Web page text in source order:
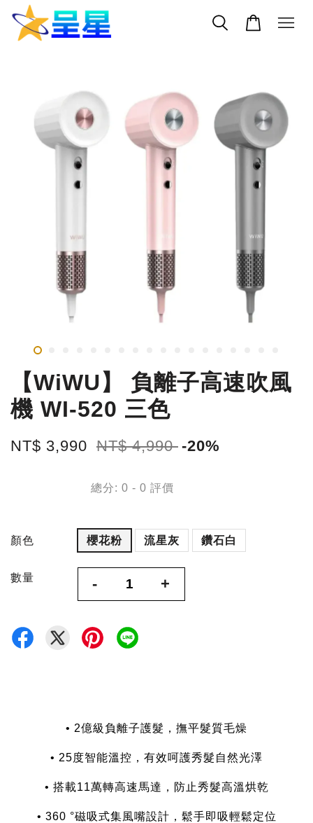
【WiWU】 負離子高速吹風
機 WI-520 三色
NT$ 3,990 NT$ 4,990 -20%
總分: 0 - 0 評價
顏色 櫻花粉 流星灰 鑽石白
數量 - +
• 2億級負離子護髮，撫平髮質毛燥
• 25度智能溫控，有效呵護秀髮自然光澤
• 搭載11萬轉高速馬達，防止秀髮高溫烘乾
• 360 °磁吸式集風嘴設計，鬆手即吸輕鬆定位